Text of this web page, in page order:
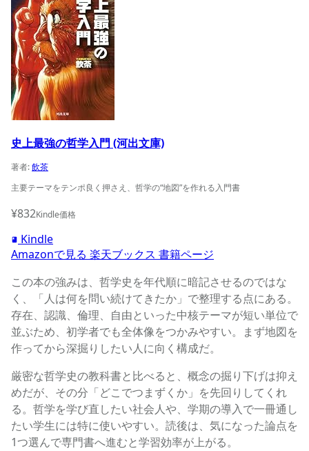
史上最強の哲学入門 (河出文庫)
著者:飲茶
主要テーマをテンポ良く押さえ、哲学の“地図”を作れる入門書
¥832Kindle価格
Kindle
Amazonで見る 楽天ブックス 書籍ページ
この本の強みは、哲学史を年代順に暗記させるのではな
く、「人は何を問い続けてきたか」で整理する点にある。
存在、認識、倫理、自由といった中核テーマが短い単位で
並ぶため、初学者でも全体像をつかみやすい。まず地図を
作ってから深掘りしたい人に向く構成だ。
厳密な哲学史の教科書と比べると、概念の掘り下げは抑え
めだが、その分「どこでつまずくか」を先回りしてくれ
る。哲学を学び直したい社会人や、学期の導入で一冊通し
たい学生には特に使いやすい。読後は、気になった論点を
1つ選んで専門書へ進むと学習効率が上がる。